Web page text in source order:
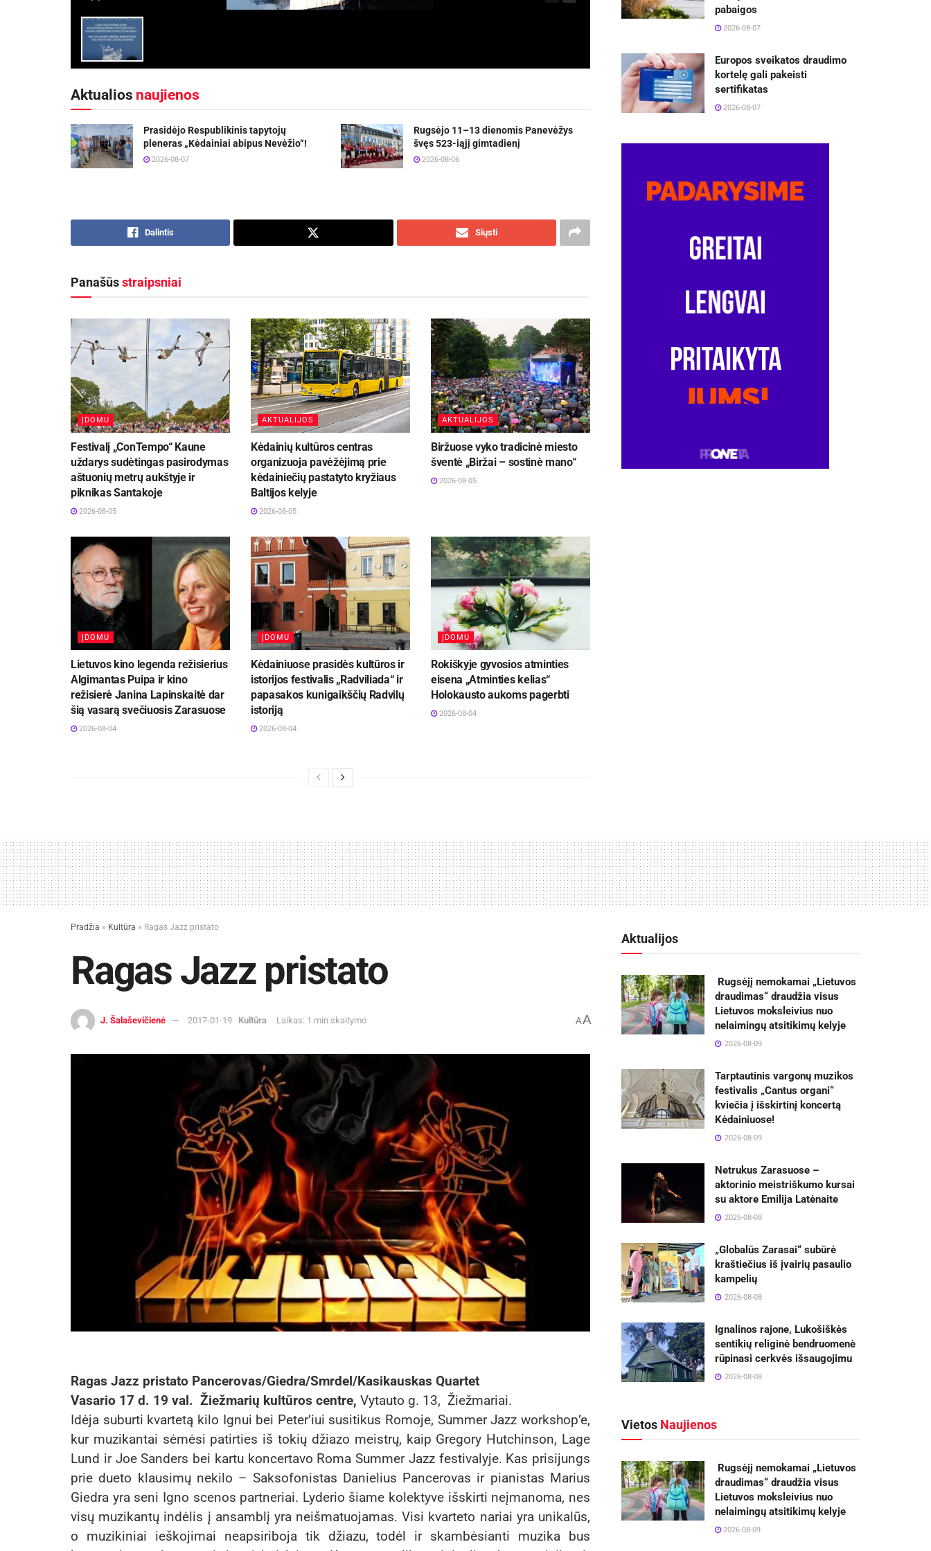
Aktualios naujienos
Prasidėjo Respublikinis tapytojų
pleneras „Kėdainiai abipus Nevėžio“!
2026-08-07
Rugsėjo 11–13 dienomis Panevėžys
švęs 523-iąjį gimtadienį
2026-08-06
Dalintis Siųsti
Panašūsstraipsniai
ĮDOMU
Festivalį „ConTempo“ Kaune
uždarys sudėtingas pasirodymas
aštuonių metrų aukštyje ir
piknikas Santakoje
2026-08-05
AKTUALIJOS
Kėdainių kultūros centras
organizuoja pavėžėjimą prie
kėdainiečių pastatyto kryžiaus
Baltijos kelyje
2026-08-05
AKTUALIJOS
Biržuose vyko tradicinė miesto
šventė „Biržai – sostinė mano“
2026-08-05
ĮDOMU
Lietuvos kino legenda režisierius
Algimantas Puipa ir kino
režisierė Janina Lapinskaitė dar
šią vasarą svečiuosis Zarasuose
2026-08-04
ĮDOMU
Kėdainiuose prasidės kultūros ir
istorijos festivalis „Radviliada“ ir
papasakos kunigaikščių Radvilų
istoriją
2026-08-04
ĮDOMU
Rokiškyje gyvosios atminties
eisena „Atminties kelias“
Holokausto aukoms pagerbti
2026-08-04
pabaigos
2026-08-07
Europos sveikatos draudimo
kortelę gali pakeisti
sertifikatas
2026-08-07
Pradžia » Kultūra » Ragas Jazz pristato
Ragas Jazz pristato
J. Šalaševičienė 2017-01-19 Kultūra Laikas: 1 min skaitymo AA
Ragas Jazz pristato Pancerovas/Giedra/Smrdel/Kasikauskas Quartet
Vasario 17 d. 19 val. Žiežmarių kultūros centre, Vytauto g. 13, Žiežmariai.
Idėja suburti kvartetą kilo Ignui bei Peter’iui susitikus Romoje, Summer Jazz workshop’e,
kur muzikantai sėmėsi patirties iš tokių džiazo meistrų, kaip Gregory Hutchinson, Lage
Lund ir Joe Sanders bei kartu koncertavo Roma Summer Jazz festivalyje. Kas prisijungs
prie dueto klausimų nekilo – Saksofonistas Danielius Pancerovas ir pianistas Marius
Giedra yra seni Igno scenos partneriai. Lyderio šiame kolektyve išskirti neįmanoma, nes
visų muzikantų indėlis į ansamblį yra neišmatuojamas. Visi kvarteto nariai yra unikalūs,
o muzikiniai ieškojimai neapsiriboja tik džiazu, todėl ir skambėsianti muzika bus
Aktualijos
Rugsėjį nemokamai „Lietuvos
draudimas“ draudžia visus
Lietuvos moksleivius nuo
nelaimingų atsitikimų kelyje
2026-08-09
Tarptautinis vargonų muzikos
festivalis „Cantus organi“
kviečia į išskirtinį koncertą
Kėdainiuose!
2026-08-09
Netrukus Zarasuose –
aktorinio meistriškumo kursai
su aktore Emilija Latėnaite
2026-08-08
„Globalūs Zarasai“ subūrė
kraštiečius iš įvairių pasaulio
kampelių
2026-08-08
Ignalinos rajone, Lukošiškės
sentikių religinė bendruomenė
rūpinasi cerkvės išsaugojimu
2026-08-08
Vietos Naujienos
Rugsėjį nemokamai „Lietuvos
draudimas“ draudžia visus
Lietuvos moksleivius nuo
nelaimingų atsitikimų kelyje
2026-08-09